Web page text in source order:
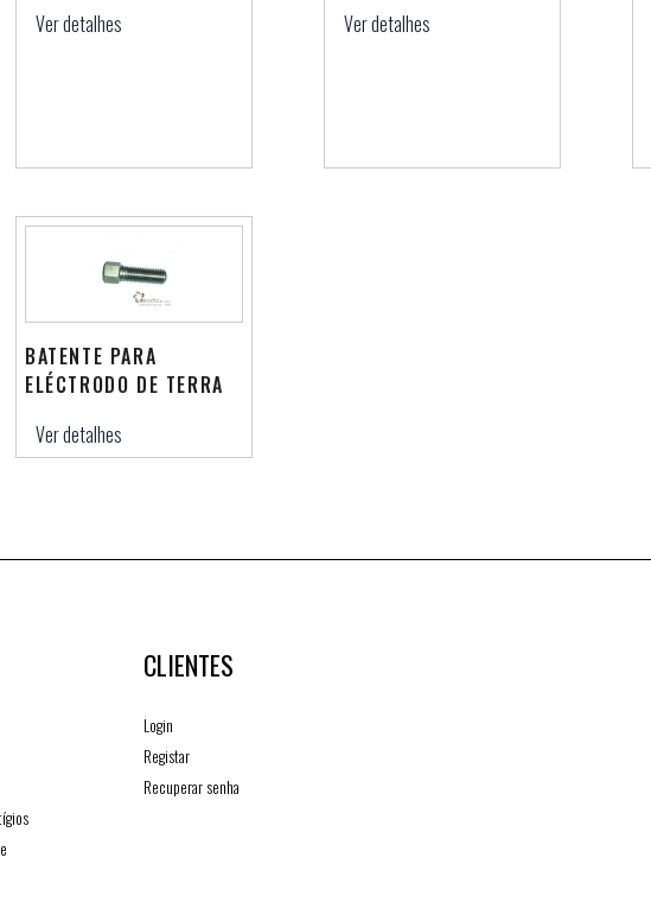
Ver detalhes
COBRE)
Ver detalhes
BATENTE PARA
ELÉCTRODO DE TERRA
Ver detalhes
CLIENTES
Login
Registar
Recuperar senha